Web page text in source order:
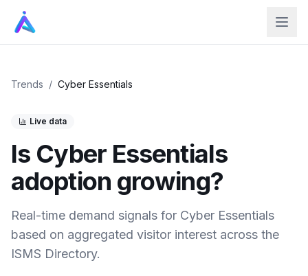
Trends / Cyber Essentials
Live data
Is Cyber Essentials
adoption growing?
Real-time demand signals for Cyber Essentials
based on aggregated visitor interest across the
ISMS Directory.